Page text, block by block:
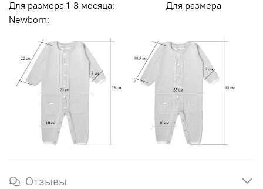
Для размера 1-3 месяца: Для размера
Newborn:
Отзывы